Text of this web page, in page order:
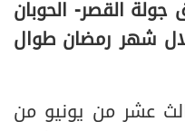
جولة القصر- الحوبان
خلال شهر رمضان طوال
عشر من يونيو من